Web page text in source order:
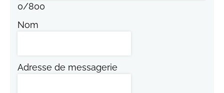
0/800
Nom
Adresse de messagerie